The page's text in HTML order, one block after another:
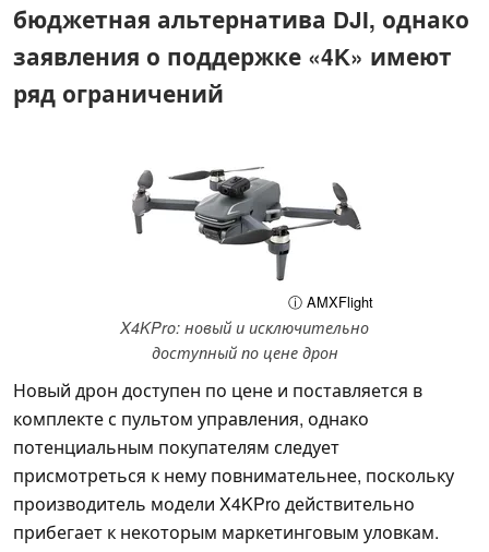
бюджетная альтернатива DJI, однако
заявления о поддержке «4K» имеют
ряд ограничений
ⓘ AMXFlight
X4KPro: новый и исключительно
доступный по цене дрон
Новый дрон доступен по цене и поставляется в
комплекте с пультом управления, однако
потенциальным покупателям следует
присмотреться к нему повнимательнее, поскольку
производитель модели X4KPro действительно
прибегает к некоторым маркетинговым уловкам.